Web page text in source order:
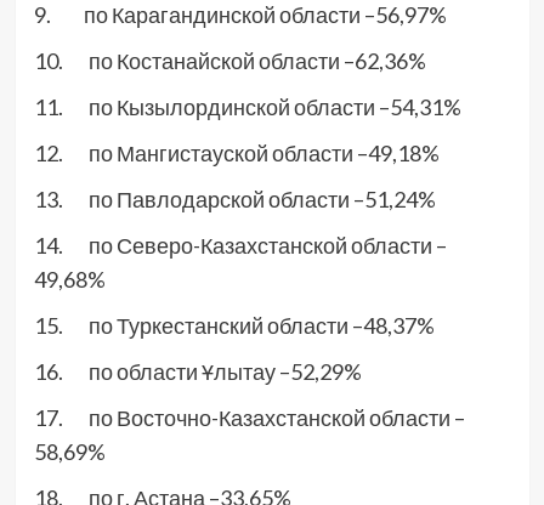
9. по Карагандинской области –56,97%
10. по Костанайской области –62,36%
11. по Кызылординской области –54,31%
12. по Мангистауской области –49,18%
13. по Павлодарской области –51,24%
14. по Северо-Казахстанской области –
49,68%
15. по Туркестанский области –48,37%
16. по области Ұлытау –52,29%
17. по Восточно-Казахстанской области –
58,69%
18. по г. Астана –33,65%